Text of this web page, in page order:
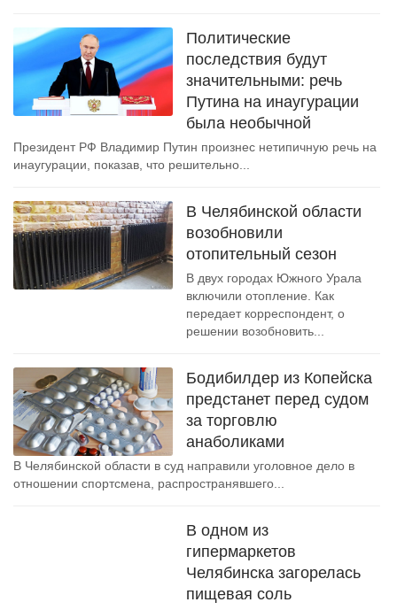
Политические
последствия будут
значительными: речь
Путина на инаугурации
была необычной
Президент РФ Владимир Путин произнес нетипичную речь на
инаугурации, показав, что решительно...
В Челябинской области
возобновили
отопительный сезон
В двух городах Южного Урала
включили отопление. Как
передает корреспондент, о
решении возобновить...
Бодибилдер из Копейска
предстанет перед судом
за торговлю
анаболиками
В Челябинской области в суд направили уголовное дело в
отношении спортсмена, распространявшего...
В одном из
гипермаркетов
Челябинска загорелась
пищевая соль